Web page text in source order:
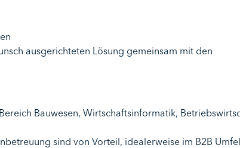
ausgerichteten Lösung gemeinsam mit den
Bauwesen, Wirtschaftsinformatik,
sind von Vorteil, idealerweise im B2B